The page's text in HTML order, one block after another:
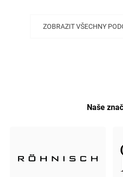
ZOBRAZIT VŠECHNY
Naše